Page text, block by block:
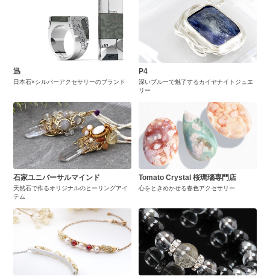
迅
日本石×シルバーアクセサリーのブランド
P4
深いブルーで魅了するカイヤナイトジュエ
リー
石家ユニバーサルマインド
天然石で作るオリジナルのヒーリングアイ
テム
Tomato Crystal 桜瑪瑙専門店
心をときめかせる春色アクセサリー